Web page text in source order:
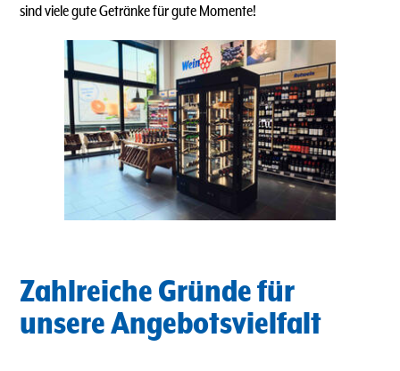
sind viele gute Getränke für gute Momente!
Zahlreiche Gründe für
unsere Angebotsvielfalt